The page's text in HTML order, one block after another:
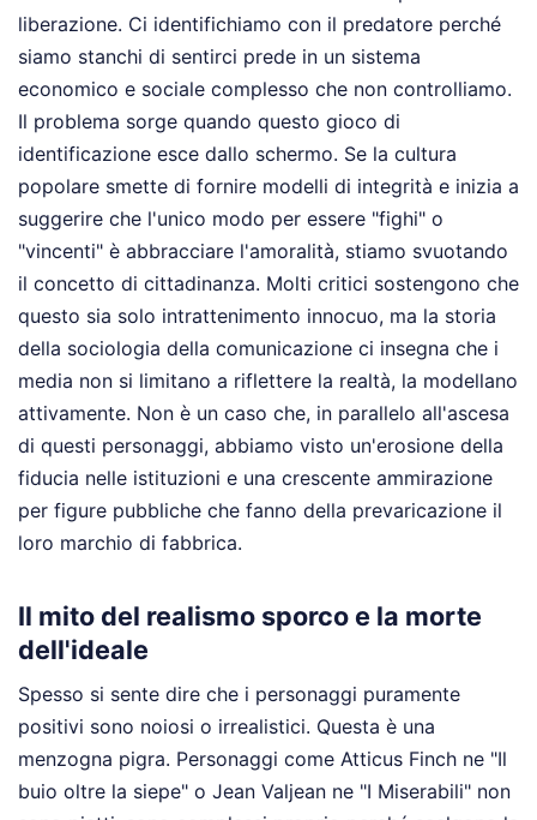
liberazione. Ci identifichiamo con il predatore perché
siamo stanchi di sentirci prede in un sistema
economico e sociale complesso che non controlliamo.
Il problema sorge quando questo gioco di
identificazione esce dallo schermo. Se la cultura
popolare smette di fornire modelli di integrità e inizia a
suggerire che l'unico modo per essere "fighi" o
"vincenti" è abbracciare l'amoralità, stiamo svuotando
il concetto di cittadinanza. Molti critici sostengono che
questo sia solo intrattenimento innocuo, ma la storia
della sociologia della comunicazione ci insegna che i
media non si limitano a riflettere la realtà, la modellano
attivamente. Non è un caso che, in parallelo all'ascesa
di questi personaggi, abbiamo visto un'erosione della
fiducia nelle istituzioni e una crescente ammirazione
per figure pubbliche che fanno della prevaricazione il
loro marchio di fabbrica.
Il mito del realismo sporco e la morte
dell'ideale
Spesso si sente dire che i personaggi puramente
positivi sono noiosi o irrealistici. Questa è una
menzogna pigra. Personaggi come Atticus Finch ne "Il
buio oltre la siepe" o Jean Valjean ne "I Miserabili" non